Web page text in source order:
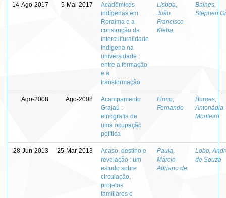
14-Ago-2017 5-Mai-2017
Acadêmicos
indígenas em
Roraima e a
construção da
interculturalidade
indígena na
universidade :
entre a formação
e a
transformação
Lisboa,
João
Francisco
Kleba
Baines,
Stephen
Ago-2008 Ago-2008
Acampamento
Grajaú :
etnografia de
uma ocupação
política
Firmo,
Fernando
Borges,
Antonádia
Monteiro
28-Jun-2013 25-Mar-2013
Acaso, destino e
revelação : um
estudo sobre
circulação,
projetos
familiares e
Paula,
Márcio
Adriano de
Lobo,
de Souza